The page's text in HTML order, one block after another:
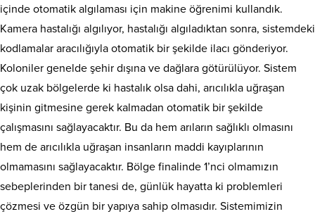
içinde otomatik algılaması için makine öğrenimi kullandık.
Kamera hastalığı algılıyor, hastalığı algıladıktan sonra, sistemdeki
kodlamalar aracılığıyla otomatik bir şekilde ilacı gönderiyor.
Koloniler genelde şehir dışına ve dağlara götürülüyor. Sistem
çok uzak bölgelerde ki hastalık olsa dahi, arıcılıkla uğraşan
kişinin gitmesine gerek kalmadan otomatik bir şekilde
çalışmasını sağlayacaktır. Bu da hem arıların sağlıklı olmasını
hem de arıcılıkla uğraşan insanların maddi kayıplarının
olmamasını sağlayacaktır. Bölge finalinde 1’nci olmamızın
sebeplerinden bir tanesi de, günlük hayatta ki problemleri
çözmesi ve özgün bir yapıya sahip olmasıdır. Sistemimizin